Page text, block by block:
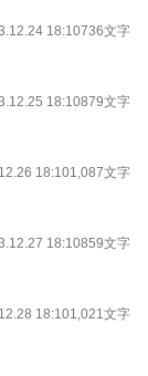
18:10736文字
18:10879文字
18:101,087文字
18:10859文字
18:101,021文字